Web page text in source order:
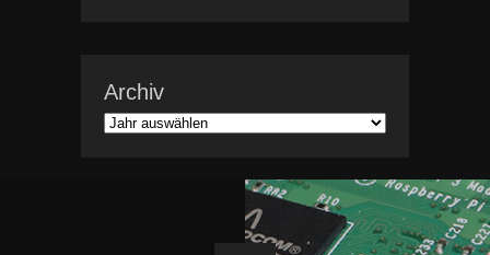
Archiv